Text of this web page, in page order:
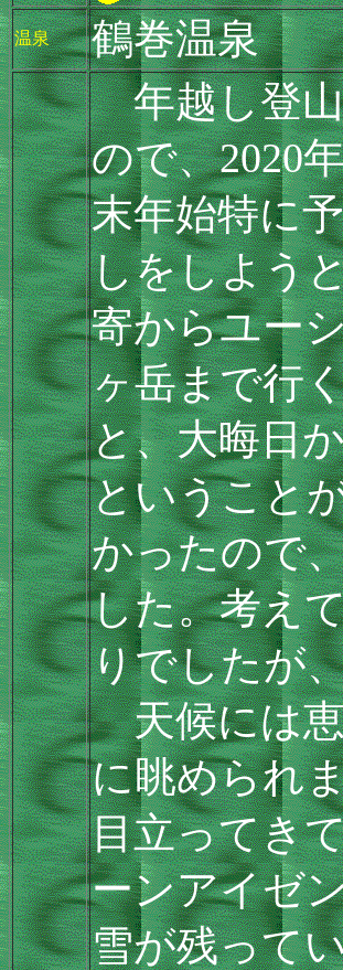
温泉 鶴巻温泉
年越し登山
ので、2020
末年始特に
しをしよう
寄からユー
ヶ岳まで行
と、大晦日
ということ
かったので
した。考え
りでしたが
天候には恵
に眺められ
目立ってき
ーンアイゼ
雪が残って